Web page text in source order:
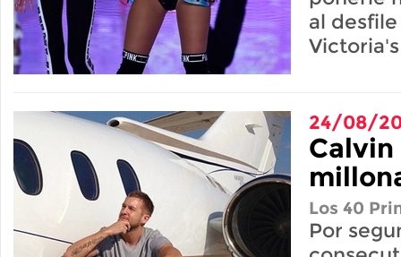
al
24/08/
Calvin
Los 40
Por